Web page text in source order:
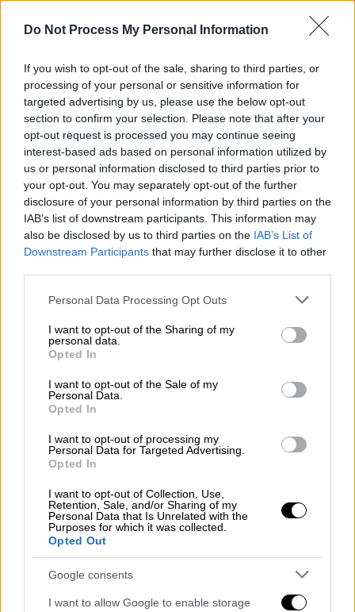
Do Not Process My Personal Information
If you wish to opt-out of the sale, sharing to third parties, or
processing of your personal or sensitive information for
targeted advertising by us, please use the below opt-out
section to confirm your selection. Please note that after your
opt-out request is processed you may continue seeing
interest-based ads based on personal information utilized by
us or personal information disclosed to third parties prior to
your opt-out. You may separately opt-out of the further
disclosure of your personal information by third parties on the
IAB’s list of downstream participants. This information may
also be disclosed by us to third parties on the IAB’s List of
Downstream Participants that may further disclose it to other
Please note that this website/app uses one or more Google
not limited to your visit or usage behaviour. You may click to
grant or deny consent to Google and its third-party tags to
use your data for below specified purposes in below Google
consent section.
Personal Data Processing Opt Outs
I want to opt-out of the Sharing of my
personal data.
Opted In
I want to opt-out of the Sale of my
Personal Data.
Opted In
I want to opt-out of processing my
Personal Data for Targeted Advertising.
Opted In
I want to opt-out of Collection, Use,
Retention, Sale, and/or Sharing of my
Personal Data that Is Unrelated with the
Purposes for which it was collected.
Opted Out
Google consents
I want to allow Google to enable storage
Αυτό ανακοίνωσε η Διεύθυνση Αστυνομίας
Χαλκιδικής
Ελλάδα|27.12.2024 18:11
Επί ποδός για την κακοκαιρία με χιόνια
αλυσίδες σε όλη την Αττική – 112 σε
Δροσιά, Εύβοια
Πού θα διακοπεί η κυκλοφορία – Αναλυτική
πρόγνωση για τις επόμενες ημέρες